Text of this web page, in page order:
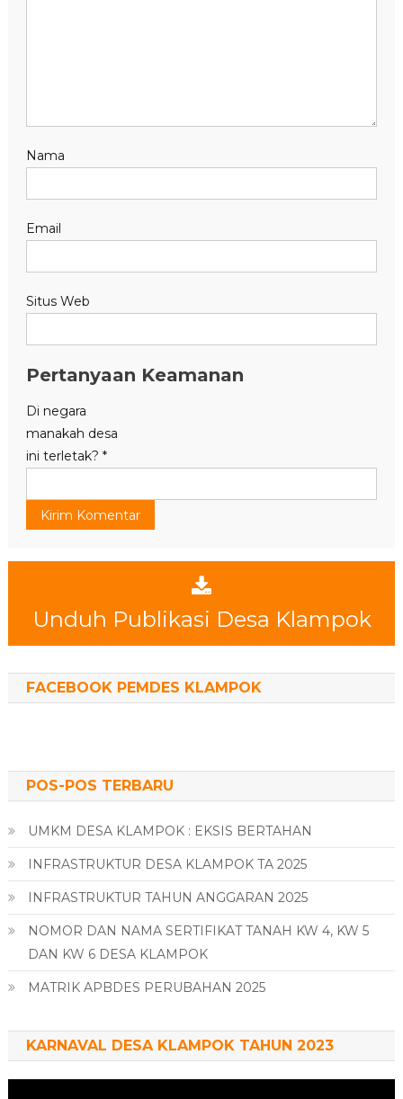
Nama
Email
Situs Web
Pertanyaan Keamanan
Di negara
manakah desa
ini terletak? *
Unduh Publikasi Desa Klampok
FACEBOOK PEMDES KLAMPOK
POS-POS TERBARU
UMKM DESA KLAMPOK : EKSIS BERTAHAN
INFRASTRUKTUR DESA KLAMPOK TA 2025
INFRASTRUKTUR TAHUN ANGGARAN 2025
NOMOR DAN NAMA SERTIFIKAT TANAH KW 4, KW 5
DAN KW 6 DESA KLAMPOK
MATRIK APBDES PERUBAHAN 2025
KARNAVAL DESA KLAMPOK TAHUN 2023